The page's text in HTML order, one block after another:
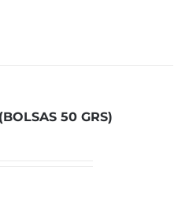
50 GRS)